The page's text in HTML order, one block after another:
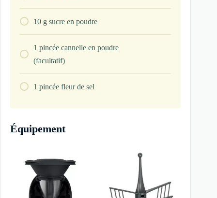
10 g sucre en poudre
1 pincée cannelle en poudre
(facultatif)
1 pincée fleur de sel
Équipement